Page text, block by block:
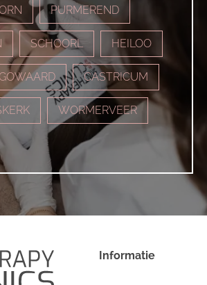
PURMEREND
SCHOORL HEILOO
CASTRICUM
WORMERVEER
Informatie